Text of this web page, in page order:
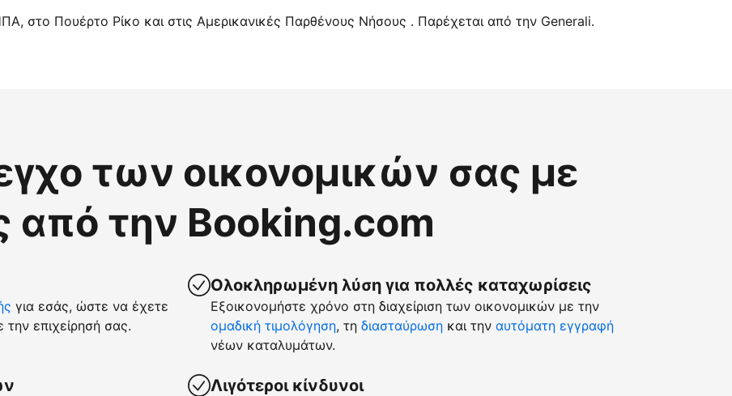
στο Πουέρτο Ρίκο και στις Αμερικανικές Παρθένους Νήσους . Παρέχεται από την Generali.
των οικονομικών σας με
από την Booking.com
για εσάς, ώστε να έχετε
επιχείρησή σας.
Ολοκληρωμένη λύση για πολλές καταχωρίσεις
Εξοικονομήστε χρόνο στη διαχείριση των οικονομικών με την
ομαδική τιμολόγηση, τη διασταύρωση και την αυτόματη εγγραφή
νέων καταλυμάτων.
Λιγότεροι κίνδυνοι